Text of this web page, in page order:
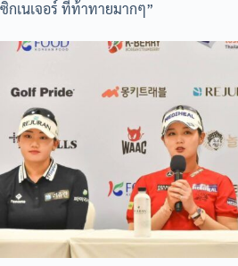
ซิกเนเจอร์ ที่ท้าทายมากๆ”